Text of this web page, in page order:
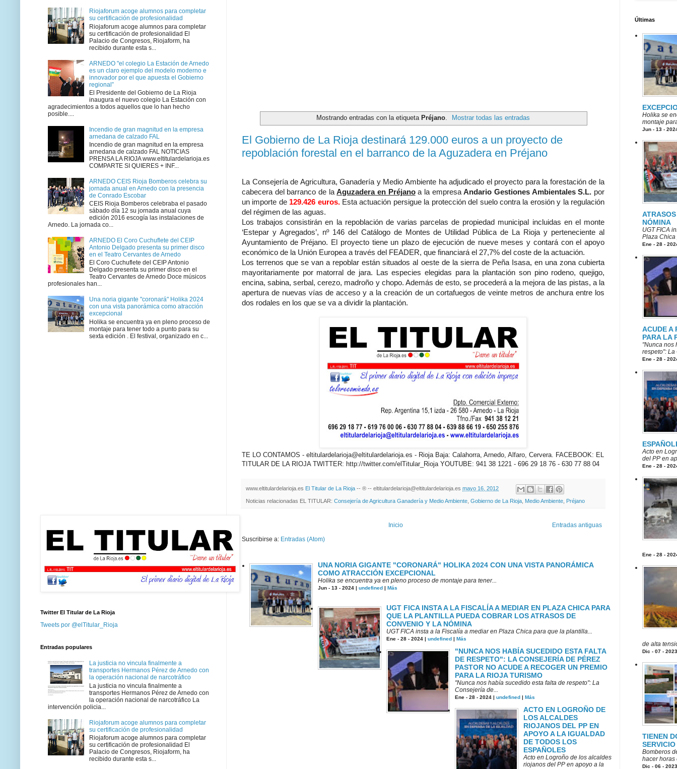
Mostrando entradas con la etiqueta Préjano. Mostrar todas las entradas
El Gobierno de La Rioja destinará 129.000 euros a un proyecto de
repoblación forestal en el barranco de la Aguzadera en Préjano
La Consejería de Agricultura, Ganadería y Medio Ambiente ha adjudicado el proyecto para la forestación de la
cabecera del barranco de laAguzadera en Préjanoa la empresaAndario Gestiones Ambientales S.L. por
un importe de 129.426 euros.Esta actuación persigue la protección del suelo contra la erosión y la regulación
del régimen de las aguas.
Los trabajos consistirán en la repoblación de varias parcelas de propiedad municipal incluidas en el monte
‘Estepar y Agregados’, nº 146 del Catálogo de Montes de Utilidad Pública de La Rioja y perteneciente al
Ayuntamiento de Préjano. El proyecto tiene un plazo de ejecución de nueve meses y contará con el apoyo
económico de la Unión Europea a través del FEADER, que financiará el 27,7% del coste de la actuación.
Los terrenos que se van a repoblar están situados al oeste de la sierra de Peña Isasa, en una zona cubierta
mayoritariamente por matorral de jara. Las especies elegidas para la plantación son pino rodeno, quejigo,
encina, sabina, serbal, cerezo, madroño y chopo. Además de esto, se procederá a la mejora de las pistas, a la
apertura de nuevas vías de acceso y a la creación de un cortafuegos de veinte metros de anchura entre los
dos rodales en los que se va a dividir la plantación.
TE LO CONTAMOS - eltitulardelarioja@eltitulardelarioja.es - Rioja Baja: Calahorra, Arnedo, Alfaro, Cervera. FACEBOOK: EL
TITULAR DE LA RIOJA TWITTER: http://twitter.com/elTitular_Rioja YOUTUBE: 941 38 1221 - 696 29 18 76 - 630 77 88 04
www.eltitulardelarioja.es El Titular de La Rioja -- ® -- eltitulardelarioja@eltitulardelarioja.es mayo 16, 2012
Noticias relacionadas EL TITULAR: Consejería de Agricultura Ganadería y Medio Ambiente Gobierno de La Rioja Medio Ambiente Préjano
Entradas antiguas
Inicio
Suscribirse a: Entradas (Atom)
UNA NORIA GIGANTE "CORONARÁ" HOLIKA 2024 CON UNA VISTA PANORÁMICA
COMO ATRACCIÓN EXCEPCIONAL
Holika se encuentra ya en pleno proceso de montaje para tener...
Jun - 13 - 2024 | undefined | Más
UGT FICA INSTA A LA FISCALÍA A MEDIAR EN PLAZA CHICA PARA
QUE LA PLANTILLA PUEDA COBRAR LOS ATRASOS DE
CONVENIO Y LA NÓMINA
UGT FICA insta a la Fiscalía a mediar en Plaza Chica para que la plantilla...
Ene - 28 - 2024 | undefined | Más
"NUNCA NOS HABÍA SUCEDIDO ESTA FALTA
DE RESPETO": LA CONSEJERÍA DE PÉREZ
PASTOR NO ACUDE A RECOGER UN PREMIO
PARA LA RIOJA TURISMO
"Nunca nos había sucedido esta falta de respeto": La
Consejería de...
Ene - 28 - 2024 | undefined | Más
ACTO EN LOGROÑO DE
LOS ALCALDES
RIOJANOS DEL PP EN
APOYO A LA IGUALDAD
DE TODOS LOS
ESPAÑOLES
Acto en Logroño de los alcaldes
riojanos del PP en apoyo a la
Riojaforum acoge alumnos para completar
su certificación de profesionalidad
Riojaforum acoge alumnos para completar
su certificación de profesionalidad El
Palacio de Congresos, Riojaform, ha
recibido durante esta s...
ARNEDO "el colegio La Estación de Arnedo
es un claro ejemplo del modelo moderno e
innovador por el que apuesta el Gobierno
regional”
El Presidente del Gobierno de La Rioja
inaugura el nuevo colegio La Estación con
agradecimientos a todos aquellos que lo han hecho
posible....
Incendio de gran magnitud en la empresa
arnedana de calzado FAL
Incendio de gran magnitud en la empresa
arnedana de calzado FAL NOTICIAS
PRENSA LA RIOJA www.eltitulardelarioja.es
COMPARTE SI QUIERES + INF...
ARNEDO CEIS Rioja Bomberos celebra su
jornada anual en Arnedo con la presencia
de Conrado Escobar
CEIS Rioja Bomberos celebraba el pasado
sábado día 12 su jornada anual cuya
edición 2016 escogía las instalaciones de
Arnedo. La jornada co...
ARNEDO El Coro Cuchuflete del CEIP
Antonio Delgado presenta su primer disco
en el Teatro Cervantes de Arnedo
El Coro Cuchuflete del CEIP Antonio
Delgado presenta su primer disco en el
Teatro Cervantes de Arnedo Doce músicos
profesionales han...
Una noria gigante "coronará" Holika 2024
con una vista panorámica como atracción
excepcional
Holika se encuentra ya en pleno proceso de
montaje para tener todo a punto para su
sexta edición . El festival, organizado en c...
Twitter El Titular de La Rioja
Tweets por @elTitular_Rioja
Entradas populares
La justicia no vincula finalmente a
transportes Hermanos Pérez de Arnedo con
la operación nacional de narcotráfico
La justicia no vincula finalmente a
transportes Hermanos Pérez de Arnedo con
la operación nacional de narcotráfico La
intervención policia...
Riojaforum acoge alumnos para completar
su certificación de profesionalidad
Riojaforum acoge alumnos para completar
su certificación de profesionalidad El
Palacio de Congresos, Riojaform, ha
recibido durante esta s...
Últimas
Holika se
montaje
Jun - 13 -
NÓMINA
UGT FICA
Plaza
Ene - 28 -
ACUDE A
PARA LA
"Nunca nos
respeto": La
Ene - 28 -
Acto en
del PP en
Ene - 28 -
Ene - 28 -
de alta
Dic - 07 -
TIENEN
SERVICIO
Bomberos
hacer horas
Dic - 06 -